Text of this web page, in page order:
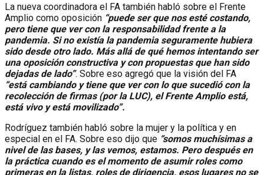
La nueva coordinadora el FA también habló sobre el Frente
Amplio como oposición “puede ser que nos esté costando,
pero tiene que ver con la responsabilidad frente a la
pandemia. Si no existía la pandemia seguramente hubiera
sido desde otro lado. Más allá de qué hemos intentando ser
una oposición constructiva y con propuestas que han sido
dejadas de lado”. Sobre eso agregó que la visión del FA
“está cambiando y tiene que ver con lo que sucedió con la
recolección de firmas (por la LUC), el Frente Amplio está,
está vivo y está movilizado”.
Rodríguez también habló sobre la mujer y la política y en
especial en el FA. Sobre eso dijo que “somos muchísimas a
nivel de las bases, y las vemos, estamos. Pero después en
la práctica cuando es el momento de asumir roles como
primeras en la listas, roles de dirigencia, esos lugares no se